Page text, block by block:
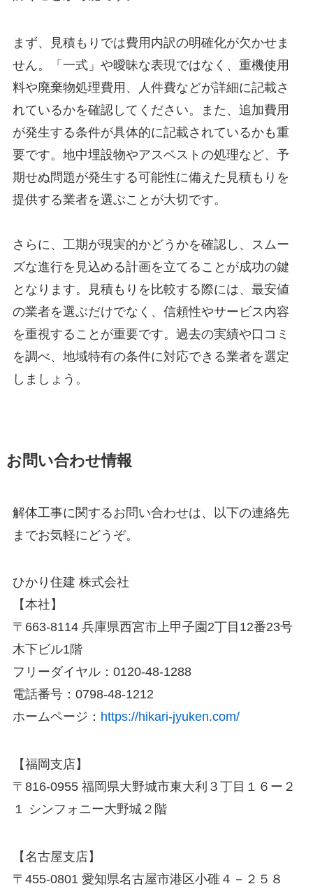
まず、見積もりでは費用内訳の明確化が欠かせま
せん。「一式」や曖昧な表現ではなく、重機使用
料や廃棄物処理費用、人件費などが詳細に記載さ
れているかを確認してください。また、追加費用
が発生する条件が具体的に記載されているかも重
要です。地中埋設物やアスベストの処理など、予
期せぬ問題が発生する可能性に備えた見積もりを
提供する業者を選ぶことが大切です。
さらに、工期が現実的かどうかを確認し、スムー
ズな進行を見込める計画を立てることが成功の鍵
となります。見積もりを比較する際には、最安値
の業者を選ぶだけでなく、信頼性やサービス内容
を重視することが重要です。過去の実績や口コミ
を調べ、地域特有の条件に対応できる業者を選定
しましょう。
お問い合わせ情報
解体工事に関するお問い合わせは、以下の連絡先
までお気軽にどうぞ。
ひかり住建 株式会社
【本社】
〒663-8114 兵庫県西宮市上甲子園2丁目12番23号
木下ビル1階
フリーダイヤル：0120-48-1288
電話番号：0798-48-1212
ホームページ： https://hikari-jyuken.com/
【福岡支店】
〒816-0955 福岡県大野城市東大利３丁目１６ー２
１ シンフォニー大野城２階
【名古屋支店】
〒455-0801 愛知県名古屋市港区小碓４－２５８